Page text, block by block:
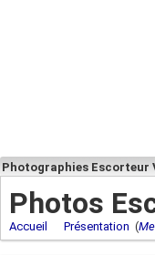
Photographies Escorteur
Photos
Accueil Présentation (